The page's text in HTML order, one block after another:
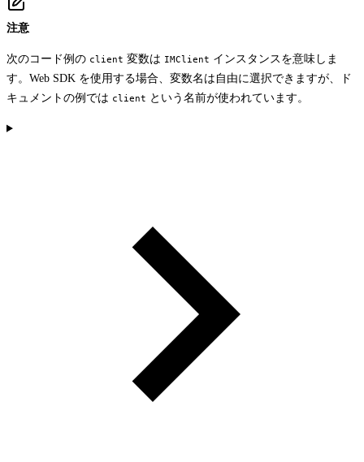
注意
次のコード例の client 変数は IMClient インスタンスを意味しま
す。Web SDK を使用する場合、変数名は自由に選択できますが、ド
キュメントの例では client という名前が使われています。